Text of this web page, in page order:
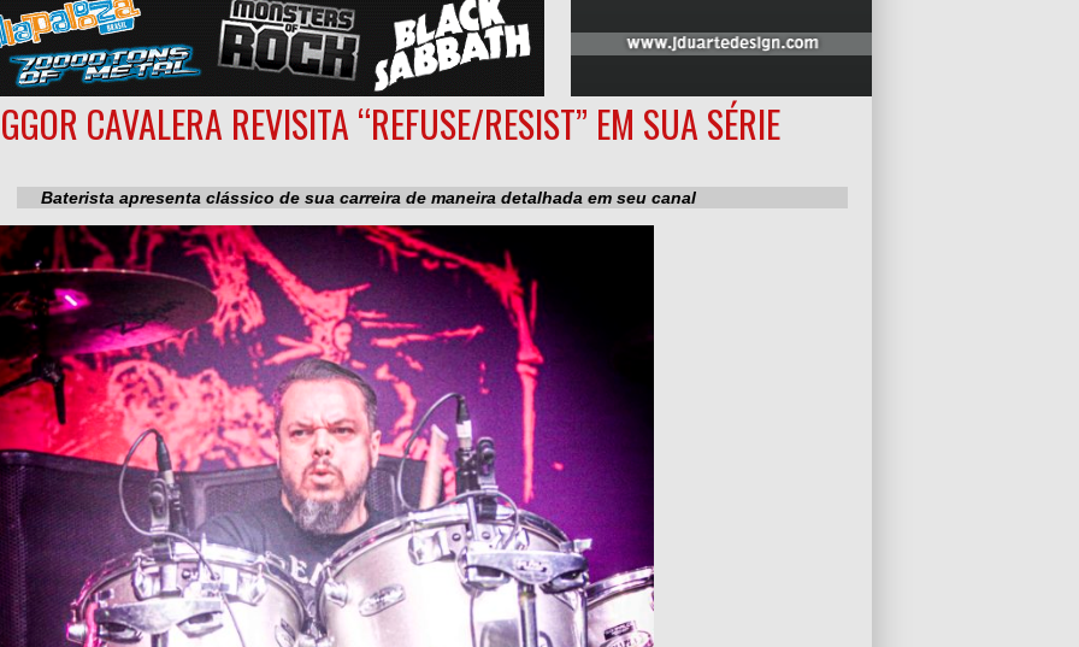
CAVALERA REVISITA “REFUSE/RESIST” EM SUA SÉRIE
Baterista apresenta clássico de sua carreira de maneira detalhada em seu canal